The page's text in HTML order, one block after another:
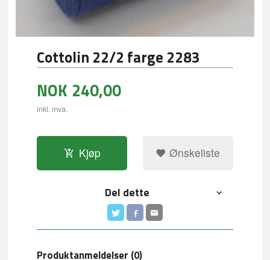
Cottolin 22/2 farge 2283
NOK 240,00
inkl. mva.
Kjøp Ønskeliste
Del dette
Produktanmeldelser (0)